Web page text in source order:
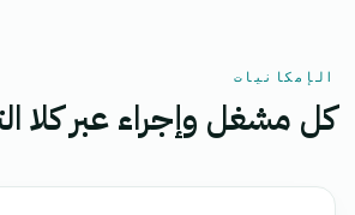
الإمكانيات
كل مشغل وإجراء عبر كلا